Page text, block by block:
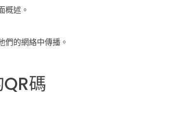
概述。
們的網絡中傳播。
碼